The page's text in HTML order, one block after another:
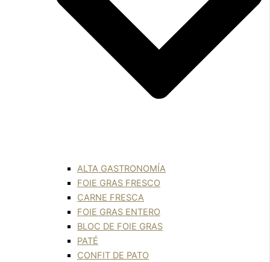
ALTA GASTRONOMÍA
FOIE GRAS FRESCO
CARNE FRESCA
FOIE GRAS ENTERO
BLOC DE FOIE GRAS
PATÉ
CONFIT DE PATO